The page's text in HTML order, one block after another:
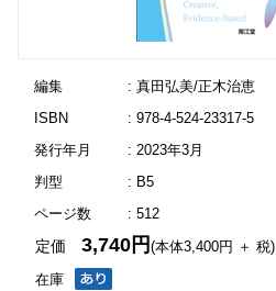
編集
: 真田弘美/正木治恵
ISBN
: 978-4-524-23317-5
発行年月
: 2023年3月
判型
: B5
ページ数
: 512
在庫
定価3,740円(本体3,400円 ＋ 税)